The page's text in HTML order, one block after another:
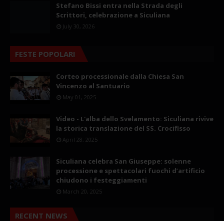
Stefano Bissi entra nella Strada degli
Scrittori, celebrazione a Siculiana
July 30, 2026
FESTE POPOLARI
Corteo processionale dalla Chiesa San
Vincenzo al Santuario
May 01, 2025
Video - L'alba dello Svelamento: Siculiana rivive
la storica translazione del SS. Crocifisso
April 28, 2025
Siculiana celebra San Giuseppe: solenne
processione e spettacolari fuochi d’artificio
chiudono i festeggiamenti
March 20, 2025
RECENT NEWS